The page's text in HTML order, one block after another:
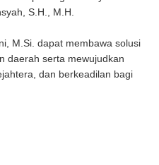
S.H., M.H.
M.Si. dapat membawa solusi
daerah serta mewujudkan
dan berkeadilan bagi